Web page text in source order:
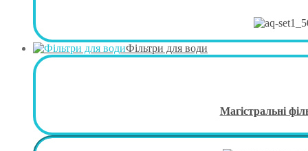
Фільтри для води
Магістральні